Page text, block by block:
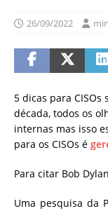
26/09/2022
5 dicas para CISOs
década, todos os
internas mas isso
para os CISOs é
Para citar Bob
Uma pesquisa da